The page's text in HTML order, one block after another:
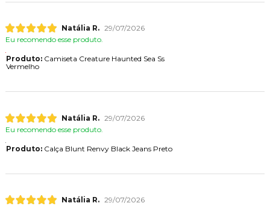
Natália R. 29/07/2026
Eu recomendo esse produto.
Produto:Camiseta Creature Haunted Sea Ss
Vermelho
Natália R. 29/07/2026
Eu recomendo esse produto.
Produto:Calça Blunt Renvy Black Jeans Preto
Natália R. 29/07/2026